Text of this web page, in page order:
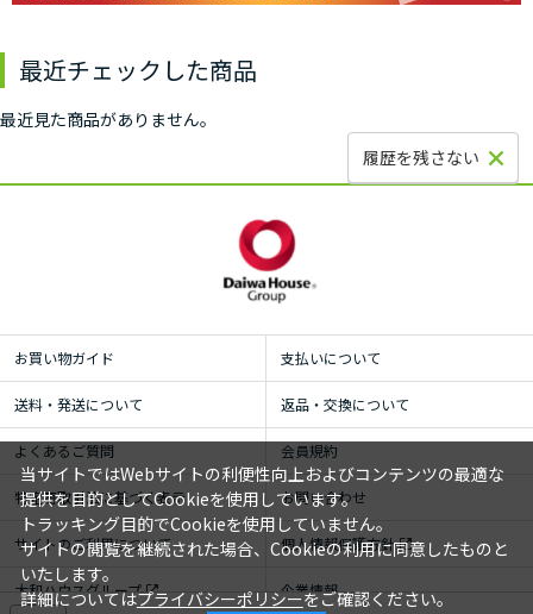
最近チェックした商品
最近見た商品がありません。
履歴を残さない
お買い物ガイド 支払いについて
送料・発送について 返品・交換について
よくあるご質問 会員規約
特定商取引法に基づく表示 お問い合わせ
サイトのご利用について 個人情報保護方針
大和ハウスグループ 企業情報
当サイトではWebサイトの利便性向上およびコンテンツの最適な
提供を目的としてCookieを使用しています。
トラッキング目的でCookieを使用していません。
サイトの閲覧を継続された場合、Cookieの利用に同意したものと
いたします。
詳細についてはプライバシーポリシーをご確認ください。